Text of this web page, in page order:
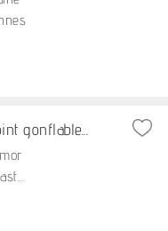
gonflable...